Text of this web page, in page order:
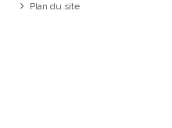
Plan du site